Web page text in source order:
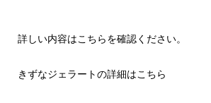
詳しい内容はこちらを確認ください。
きずなジェラートの詳細はこちら